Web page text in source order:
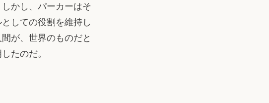
かし、パーカーはそ
しての役割を維持し
が、世界のものだと
たのだ。